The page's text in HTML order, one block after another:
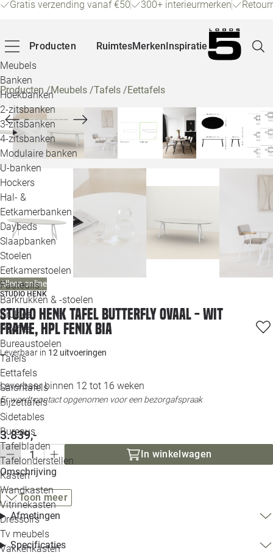
Gratis verzending vanaf €50 300+ interieurmerken
Producten
Meubels
Banken
Hoekbanken
2-zitsbanken
3-zitsbanken
4-zitsbanken
Modulaire banken
U-banken
Hockers
Hal- &
Eetkamerbanken
Daybeds
Slaapbanken
Stoelen
Eetkamerstoelen
Fauteuils
Barkrukken & -stoelen
Krukjes
Poefjes
Bureaustoelen
Tafels
Eettafels
Salontafels
Bijzettafels
Sidetables
Bureaus
Tafelbladen
Tafelonderstellen
Kasten
Wandkasten
Vitrinekasten
Dressoirs
Tv meubels
Vakkenkasten
RuimtesMerkenInspiratie
Producten/Meubels /Tafels /Eettafels
Alleen online
STUDIO HENK
Studio HENK tafel Butterfly Ovaal - wit
frame, HPL Fenix bia
Leverbaar in 12 uitvoeringen
Leverbaar binnen 12 tot 16 weken
Er wordt contact opgenomen voor een bezorgafspraak
3.839,-
In winkelwagen
Omschrijving
Toon meer
Afmetingen
Specificaties